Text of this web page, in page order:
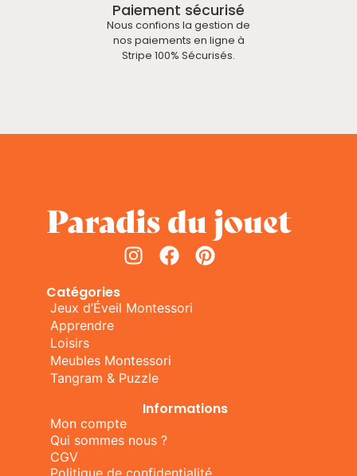
Paiement sécurisé
Nous confions la gestion de
nos paiements en ligne à
Stripe 100% Sécurisés.
Catégories
Jeux d’Éveil Montessori
Apprendre
Loisirs
Meubles Montessori
Tangram & Puzzle
Informations
Mon compte
Qui sommes nous ?
CGV
Politique de confidentialité